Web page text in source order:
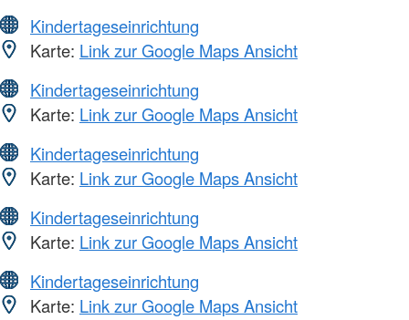
Kindertageseinrichtung
Karte: Link zur Google Maps Ansicht
Kindertageseinrichtung
Karte: Link zur Google Maps Ansicht
Kindertageseinrichtung
Karte: Link zur Google Maps Ansicht
Kindertageseinrichtung
Karte: Link zur Google Maps Ansicht
Kindertageseinrichtung
Karte: Link zur Google Maps Ansicht